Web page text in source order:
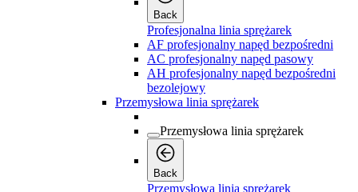
Back
Profesjonalna linia sprężarek
AF profesjonalny napęd bezpośredni
AC profesjonalny napęd pasowy
AH profesjonalny napęd bezpośredni
bezolejowy
Przemysłowa linia sprężarek
Przemysłowa linia sprężarek
Back
Przemysłowa linia sprężarek